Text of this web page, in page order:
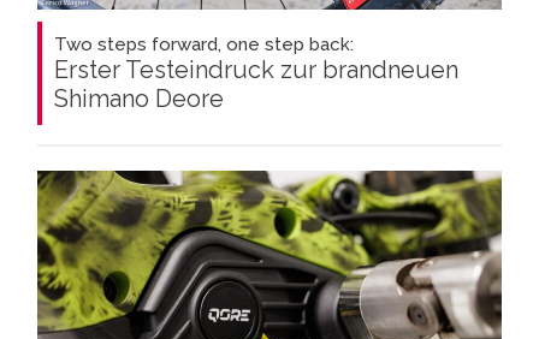
Two steps forward, one step back:
Erster Testeindruck zur brandneuen
Shimano Deore